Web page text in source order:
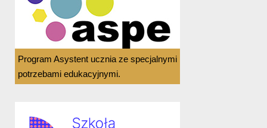
Program Asystent ucznia ze specjalnymi
potrzebami edukacyjnymi.